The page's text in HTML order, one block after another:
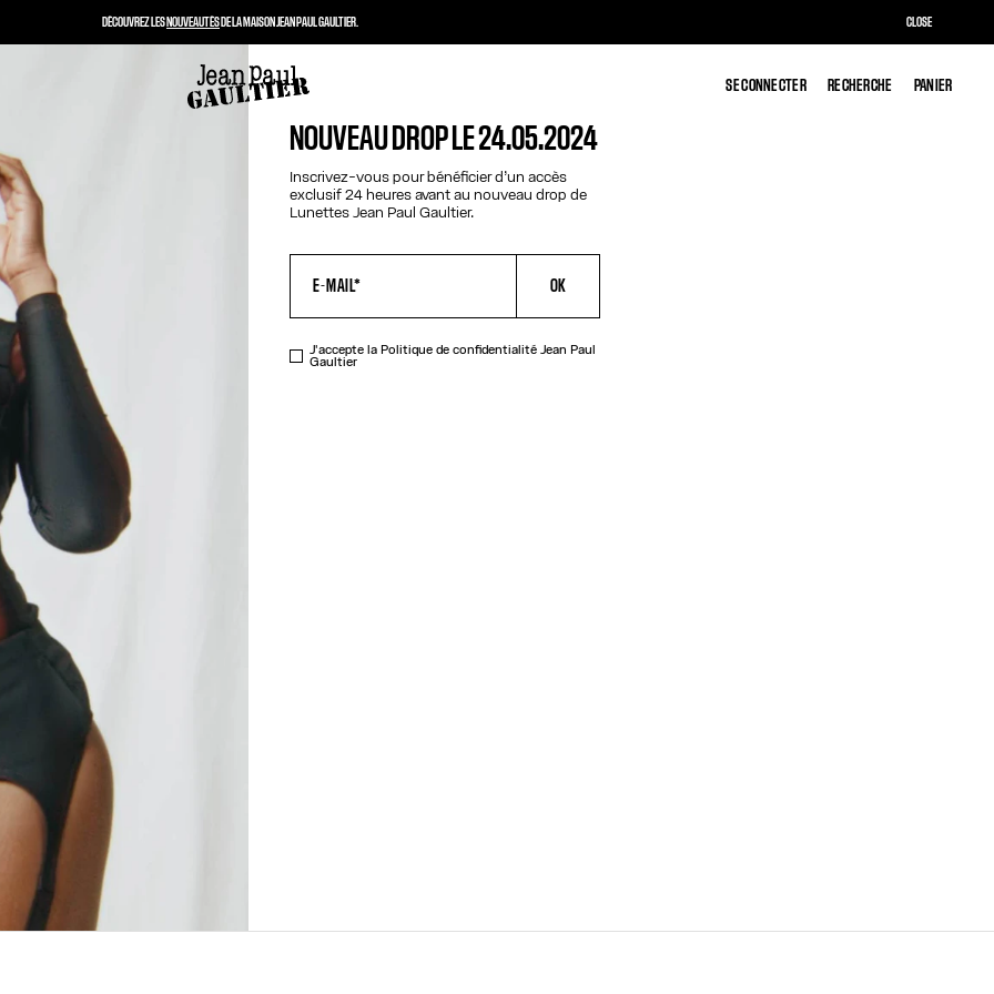
SE CONNECTER RECHERCHE PANIER
SE CONNECTER RECHERCHE PANIER
NOUVEAU DROP LE 24.05.2024
Inscrivez-vous pour bénéficier d’un accès
exclusif 24 heures avant au nouveau drop de
Lunettes Jean Paul Gaultier.
OK
J'accepte laPolitique de confidentialité Jean Paul
Gaultier
DÉCOUVREZ LESNOUVEAUTÉSDE LA MAISON JEAN PAUL GAULTIER. CLOSE